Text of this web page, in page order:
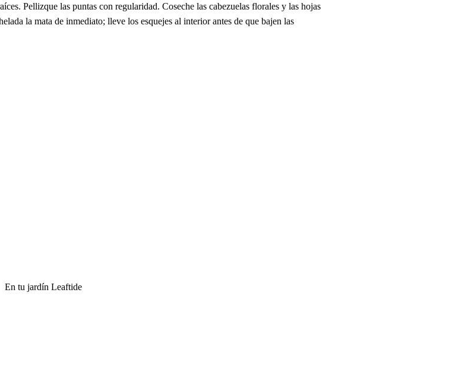
Pellizque las puntas con regularidad. Coseche las cabezuelas florales y las hojas
la mata de inmediato; lleve los esquejes al interior antes de que bajen las
En tu jardín Leaftide